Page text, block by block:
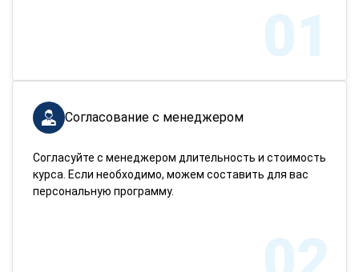
01
Согласование с менеджером
Согласуйте с менеджером длительность и стоимость
курса. Если необходимо, можем составить для вас
персональную программу.